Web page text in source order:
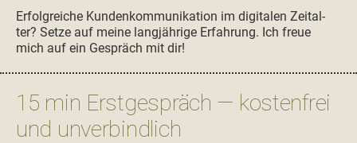
Erfol­gre­iche Kun­denkom­mu­nika­tion im dig­i­tal­en Zeital­
ter? Set­ze auf meine langjährige Erfahrung. Ich freue
mich auf ein Gespräch mit dir!
15 min Erstgespräch — kostenfrei
und unverbindlich